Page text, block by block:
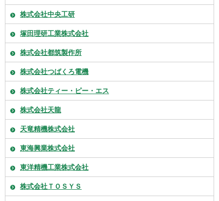
株式会社中央工研
塚田理研工業株式会社
株式会社都筑製作所
株式会社つばくろ電機
株式会社ティー・ピー・エス
株式会社天龍
天竜精機株式会社
東海興業株式会社
東洋精機工業株式会社
株式会社ＴＯＳＹＳ